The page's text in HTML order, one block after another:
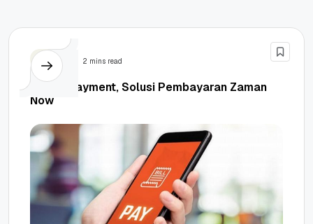
Bisnis 2 mins read
Digital Payment, Solusi Pembayaran Zaman
Now